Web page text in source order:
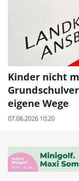
Kinder nicht
eigene Wege
07.08.2026 10:20